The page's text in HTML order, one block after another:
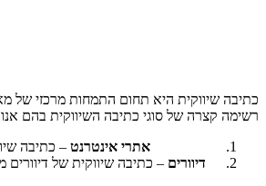
כתיבה שיווקית היא תחום התמחות מרכזי של
רשימה קצרה של סוגי כתיבה השיווקית בהם
אתרי אינטרנט – כתיבה
דיוורים – כתיבה שיווקית של דיוורים